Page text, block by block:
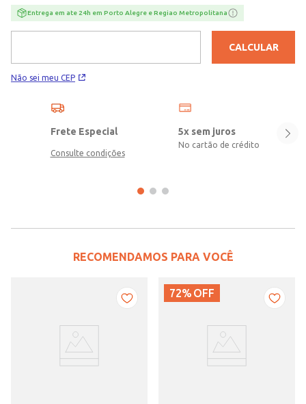
Entrega em ate 24h em Porto Alegre e Regiao Metropolitana
Não sei meu CEP
CALCULAR
Frete Especial
Consulte condições
5x sem juros
No cartão de crédito
RECOMENDAMOS PARA VOCÊ
72% OFF